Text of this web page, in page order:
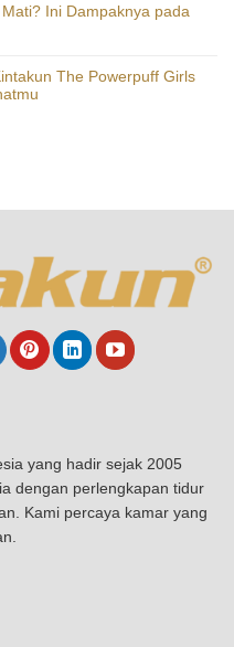
Ini Dampaknya pada
The Powerpuff Girls
yang hadir sejak 2005
dengan perlengkapan tidur
Kami percaya kamar yang